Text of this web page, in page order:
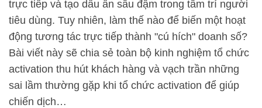
trực tiếp và tạo dấu ấn sâu đậm trong tâm trí người
tiêu dùng. Tuy nhiên, làm thế nào để biến một hoạt
động tương tác trực tiếp thành "cú hích" doanh số?
Bài viết này sẽ chia sẻ toàn bộ kinh nghiệm tổ chức
activation thu hút khách hàng và vạch trần những
sai lầm thường gặp khi tổ chức activation để giúp
chiến dịch…